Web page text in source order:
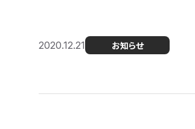
2020.12.21 お知らせ